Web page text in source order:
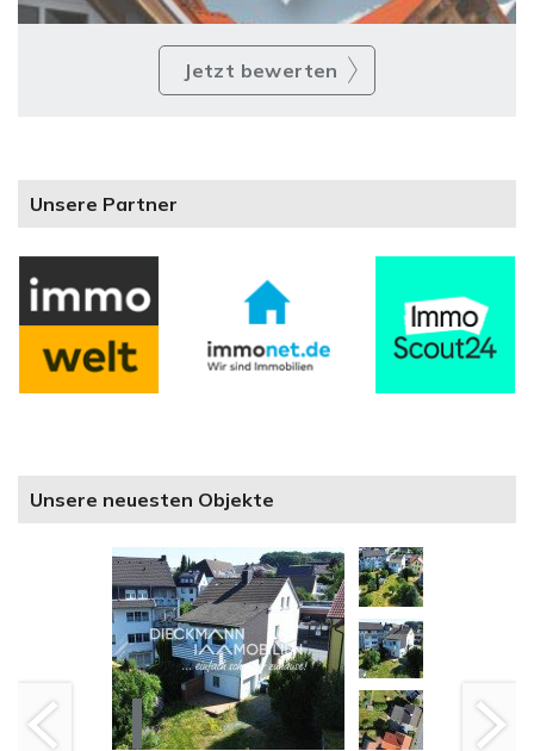
Jetzt bewerten
Unsere Partner
Unsere neuesten Objekte